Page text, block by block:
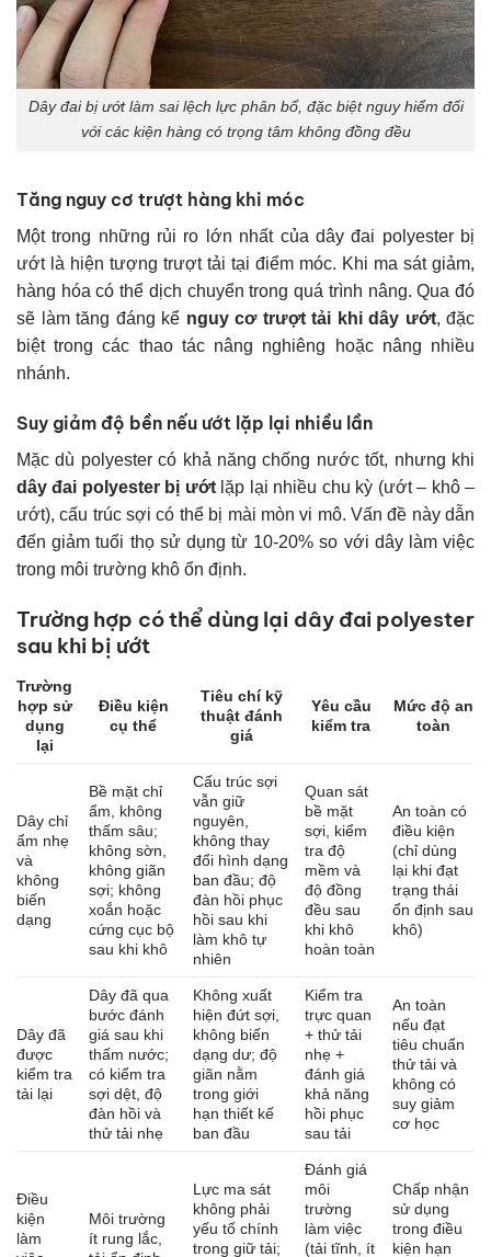
Dây đai bị ướt làm sai lệch lực phân bổ, đặc biệt nguy hiểm đối
với các kiện hàng có trọng tâm không đồng đều
Tăng nguy cơ trượt hàng khi móc
Một trong những rủi ro lớn nhất của dây đai polyester bị
ướt là hiện tượng trượt tải tại điểm móc. Khi ma sát giảm,
hàng hóa có thể dịch chuyển trong quá trình nâng. Qua đó
sẽ làm tăng đáng kể nguy cơ trượt tải khi dây ướt, đặc
biệt trong các thao tác nâng nghiêng hoặc nâng nhiều
nhánh.
Suy giảm độ bền nếu ướt lặp lại nhiều lần
Mặc dù polyester có khả năng chống nước tốt, nhưng khi
dây đai polyester bị ướtlặp lại nhiều chu kỳ (ướt – khô –
ướt), cấu trúc sợi có thể bị mài mòn vi mô. Vấn đề này dẫn
đến giảm tuổi thọ sử dụng từ 10-20% so với dây làm việc
trong môi trường khô ổn định.
Trường hợp có thể dùng lại dây đai polyester
sau khi bị ướt
Trường
hợp sử
dụng
lại
Điều kiện
cụ thể
Tiêu chí kỹ
thuật đánh
giá
Yêu cầu
kiểm tra
Mức độ an
toàn
Dây chỉ
ẩm nhẹ
và
không
biến
dạng
Bề mặt chỉ
ẩm, không
thấm sâu;
không sờn,
không giãn
sợi; không
xoắn hoặc
cứng cục bộ
sau khi khô
Cấu trúc sợi
vẫn giữ
nguyên,
không thay
đổi hình dạng
ban đầu; độ
đàn hồi phục
hồi sau khi
làm khô tự
nhiên
Quan sát
bề mặt
sợi, kiểm
tra độ
mềm và
độ đồng
đều sau
khi khô
hoàn toàn
An toàn có
điều kiện
(chỉ dùng
lại khi đạt
trạng thái
ổn định sau
khô)
Dây đã
được
kiểm tra
tải lại
Dây đã qua
bước đánh
giá sau khi
thấm nước;
có kiểm tra
sợi dệt, độ
đàn hồi và
thử tải nhẹ
Không xuất
hiện đứt sợi,
không biến
dạng dư; độ
giãn nằm
trong giới
hạn thiết kế
ban đầu
Kiểm tra
trực quan
+ thử tải
nhẹ +
đánh giá
khả năng
hồi phục
sau tải
An toàn
nếu đạt
tiêu chuẩn
thử tải và
không có
suy giảm
cơ học
Điều
kiện
làm
Môi trường
ít rung lắc,
Lực ma sát
không phải
yếu tố chính
trong giữ tải;
Đánh giá
môi
trường
làm việc
(tải tĩnh, ít
Chấp nhận
sử dụng
trong điều
kiện hạn